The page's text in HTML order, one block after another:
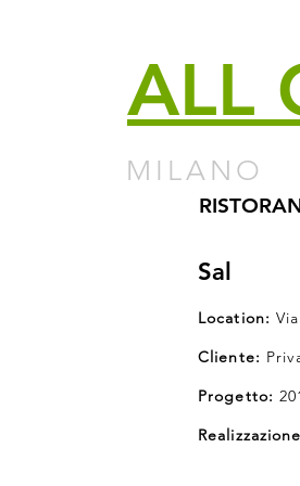
ALL
MILANO
Sal
Location:
Cliente:
Progetto: